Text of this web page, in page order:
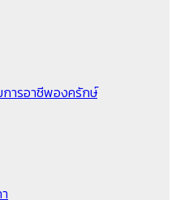
การอาชีพองครักษ์